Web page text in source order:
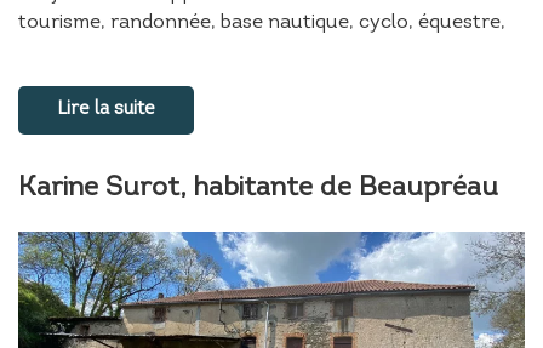
tourisme, randonnée, base nautique, cyclo, équestre,
Lire la suite
Karine Surot, habitante de Beaupréau